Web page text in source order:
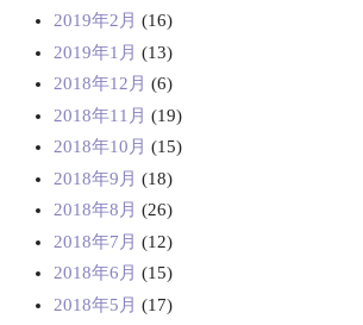
2019年2月 (16)
2019年1月 (13)
2018年12月 (6)
2018年11月 (19)
2018年10月 (15)
2018年9月 (18)
2018年8月 (26)
2018年7月 (12)
2018年6月 (15)
2018年5月 (17)